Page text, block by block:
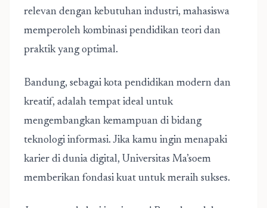
relevan dengan kebutuhan industri, mahasiswa
memperoleh kombinasi pendidikan teori dan
praktik yang optimal.
Bandung, sebagai kota pendidikan modern dan
kreatif, adalah tempat ideal untuk
mengembangkan kemampuan di bidang
teknologi informasi. Jika kamu ingin menapaki
karier di dunia digital, Universitas Ma’soem
memberikan fondasi kuat untuk meraih sukses.